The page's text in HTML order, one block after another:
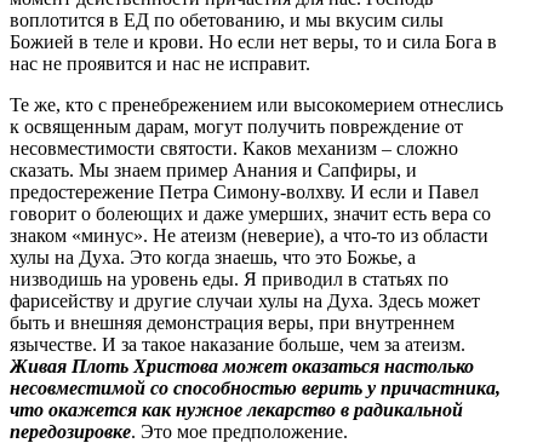
воплотится в ЕД по обетованию, и мы вкусим силы
Божией в теле и крови. Но если нет веры, то и сила Бога в
нас не проявится и нас не исправит.
Те же, кто с пренебрежением или высокомерием отнеслись
к освященным дарам, могут получить повреждение от
несовместимости святости. Каков механизм – сложно
сказать. Мы знаем пример Анания и Сапфиры, и
предостережение Петра Симону-волхву. И если и Павел
говорит о болеющих и даже умерших, значит есть вера со
знаком «минус». Не атеизм (неверие), а что-то из области
хулы на Духа. Это когда знаешь, что это Божье, а
низводишь на уровень еды. Я приводил в статьях по
фарисейству и другие случаи хулы на Духа. Здесь может
быть и внешняя демонстрация веры, при внутреннем
язычестве. И за такое наказание больше, чем за атеизм.
Живая Плоть Христова может оказаться настолько
несовместимой со способностью верить у причастника,
что окажется как нужное лекарство в радикальной
передозировке. Это мое предположение.